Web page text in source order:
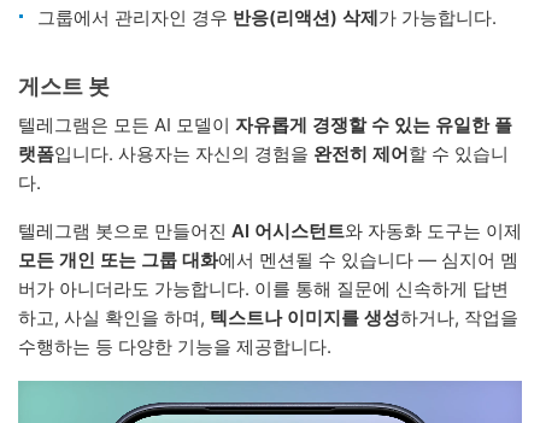
그룹에서 관리자인 경우 반응(리액션) 삭제가 가능합니다.
게스트 봇
텔레그램은 모든 AI 모델이 자유롭게 경쟁할 수 있는 유일한 플
랫폼입니다. 사용자는 자신의 경험을 완전히 제어할 수 있습니
다.
텔레그램 봇으로 만들어진 AI 어시스턴트와 자동화 도구는 이제
모든 개인 또는 그룹 대화에서 멘션될 수 있습니다 — 심지어 멤
버가 아니더라도 가능합니다. 이를 통해 질문에 신속하게 답변
하고, 사실 확인을 하며, 텍스트나 이미지를 생성하거나, 작업을
수행하는 등 다양한 기능을 제공합니다.